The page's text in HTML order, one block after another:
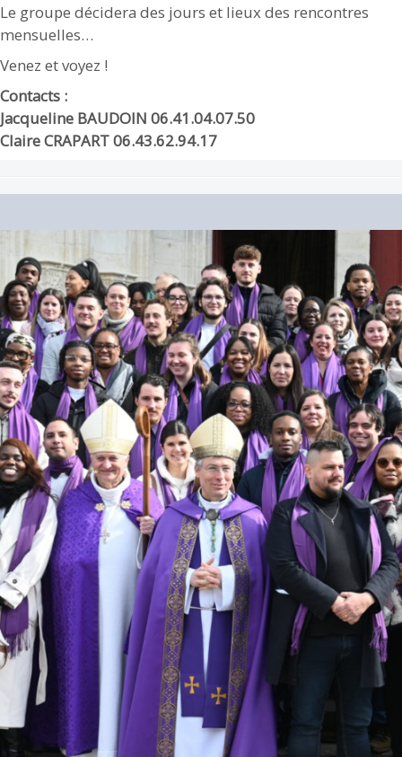
Le groupe décidera des jours et lieux des rencontres
mensuelles…
Venez et voyez !
Contacts :
Jacqueline BAUDOIN 06.41.04.07.50
Claire CRAPART 06.43.62.94.17